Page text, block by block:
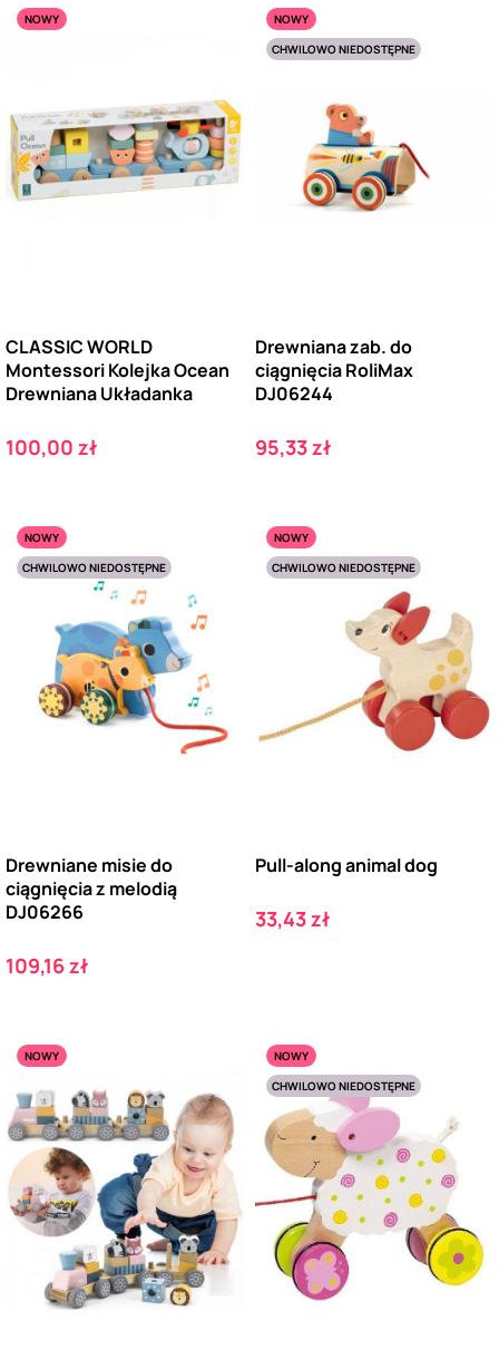
NOWY
CLASSIC WORLD
Montessori Kolejka Ocean
Drewniana Układanka
Cena
100,00 zł
NOWY
CHWILOWO NIEDOSTĘPNE
Drewniana zab. do
ciągnięcia RoliMax
DJ06244
Cena
95,33 zł
NOWY
CHWILOWO NIEDOSTĘPNE
Drewniane misie do
ciągnięcia z melodią
DJ06266
Cena
109,16 zł
NOWY
CHWILOWO NIEDOSTĘPNE
Pull-along animal dog
Cena
33,43 zł
NOWY
NOWY
CHWILOWO NIEDOSTĘPNE